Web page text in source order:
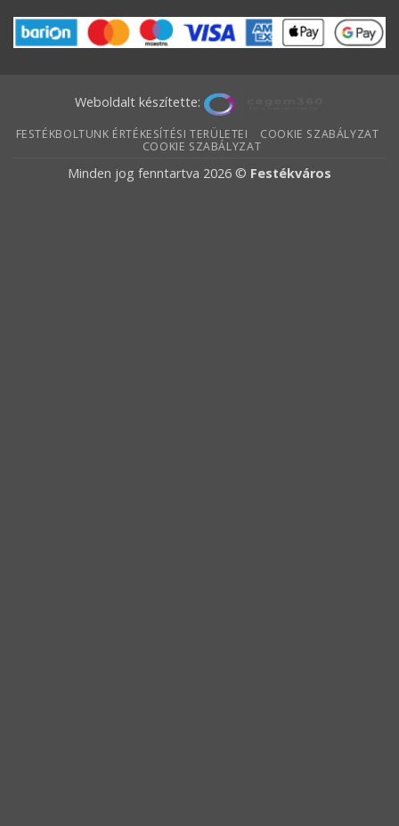
Weboldalt készítette:
FESTÉKBOLTUNK ÉRTÉKESÍTÉSI TERÜLETEI
COOKIE SZABÁLYZAT
COOKIE SZABÁLYZAT
Minden jog fenntartva 2026 © Festékváros